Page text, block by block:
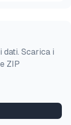
migliori proxy
aimultiple.com/
il 22 Luglio
dati. Scarica i
ZIP